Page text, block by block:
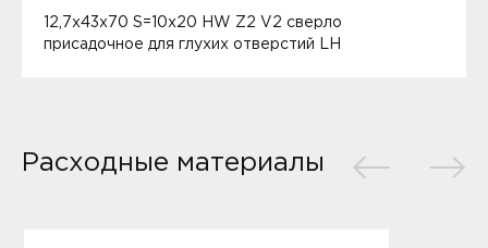
12,7x43x70 S=10x20 HW Z2 V2 сверло
присадочное для глухих отверстий LH
Расходные материалы